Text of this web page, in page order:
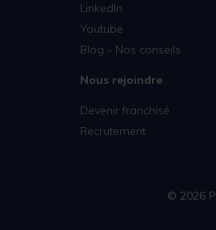
LinkedIn
Youtube
Blog - Nos conseils
Nous rejoindre
Devenir franchisé
Recrutement
© 2026